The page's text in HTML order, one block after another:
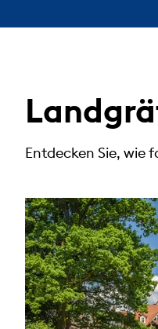
Entdecken Sie, wie